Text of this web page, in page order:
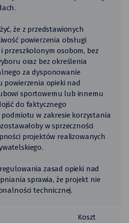
że z przedstawionych
powierzenia obsługi
przeszkolonym osobom, bez
oraz bez określenia
za dysponowanie
powierzenia opieki nad
sportowemu lub innemu
do faktycznego
w zakresie korzystania
w sprzeczności
projektów realizowanych
zasad opieki nad
sprawia, że projekt nie
technicznej.
Koszt